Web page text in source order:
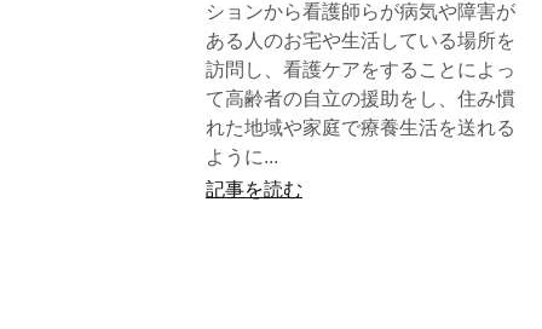
ションから看護師らが病気や障害が
ある人のお宅や生活している場所を
訪問し、看護ケアをすることによっ
て高齢者の自立の援助をし、住み慣
れた地域や家庭で療養生活を送れる
ように...
記事を読む